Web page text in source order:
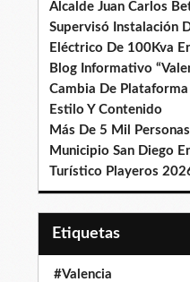
Alcalde Juan Carlos
Supervisó Instalación
Eléctrico De 100Kva
Blog Informativo
Cambia De
Estilo Y Contenido
Más De 5 Mil
Municipio San Diego
Turístico Playeros
Etiquetas
#Valencia